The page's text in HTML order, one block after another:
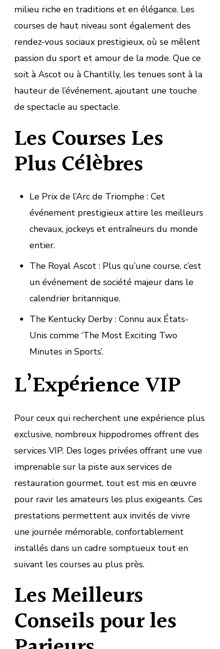
milieu riche en traditions et en élégance. Les
courses de haut niveau sont également des
rendez-vous sociaux prestigieux, où se mêlent
passion du sport et amour de la mode. Que ce
soit à Ascot ou à Chantilly, les tenues sont à la
hauteur de l’événement, ajoutant une touche
de spectacle au spectacle.
Les Courses Les
Plus Célèbres
Le Prix de l’Arc de Triomphe : Cet
événement prestigieux attire les meilleurs
chevaux, jockeys et entraîneurs du monde
entier.
The Royal Ascot : Plus qu’une course, c’est
un événement de société majeur dans le
calendrier britannique.
The Kentucky Derby : Connu aux États-
Unis comme ‘The Most Exciting Two
Minutes in Sports’.
L’Expérience VIP
Pour ceux qui recherchent une expérience plus
exclusive, nombreux hippodromes offrent des
services VIP. Des loges privées offrant une vue
imprenable sur la piste aux services de
restauration gourmet, tout est mis en œuvre
pour ravir les amateurs les plus exigeants. Ces
prestations permettent aux invités de vivre
une journée mémorable, confortablement
installés dans un cadre somptueux tout en
suivant les courses au plus près.
Les Meilleurs
Conseils pour les